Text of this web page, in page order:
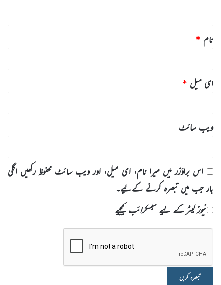
نام *
ای میل *
ویب‌ سائٹ
اس براؤزر میں میرا نام، ای میل، اور ویب سائٹ محفوظ رکھیں اگلی
بار جب میں تبصرہ کرنے کےلیے۔
نیوز لیٹر کے لیے سبسکرائب کیجیے